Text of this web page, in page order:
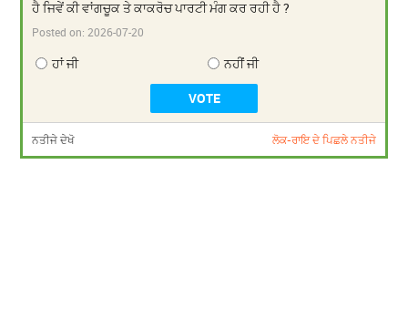
ਹੈ ਜਿਵੇਂ ਕੀ ਵਾਂਗਚੂਕ ਤੇ ਕਾਕਰੋਚ ਪਾਰਟੀ ਮੰਗ ਕਰ ਰਹੀ ਹੈ ?
Posted on:2026-07-20
ਹਾਂ ਜੀ ਨਹੀਂ ਜੀ
ਨਤੀਜੇ ਦੇਖੋ ਲੋਕ-ਰਾਇ ਦੇ ਪਿਛਲੇ ਨਤੀਜੇ